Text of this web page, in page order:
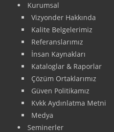
Kurumsal
Vizyonder Hakkında
Kalite Belgelerimiz
Referanslarımız
İnsan Kaynakları
Kataloglar & Raporlar
Çözüm Ortaklarımız
Güven Politikamız
Kvkk Aydınlatma Metni
Medya
Seminerler